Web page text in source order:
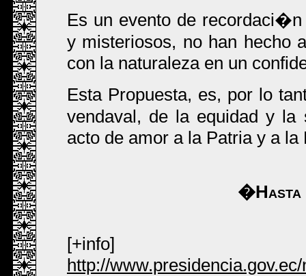
Es un evento de
y misteriosos, no han hecho
con la naturaleza en un
Esta Propuesta, es, por lo
vendaval, de la equidad y la
acto de amor a la Patria y a la
�Hasta
[+info]
http://